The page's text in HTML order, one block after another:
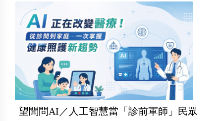
望聞問AI／人工智慧當「診前軍師」民眾